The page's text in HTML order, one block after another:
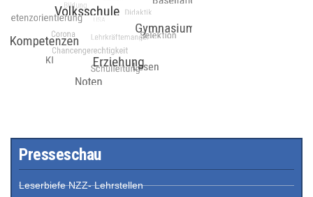
Presseschau
Leserbiefe NZZ- Lehrstellen